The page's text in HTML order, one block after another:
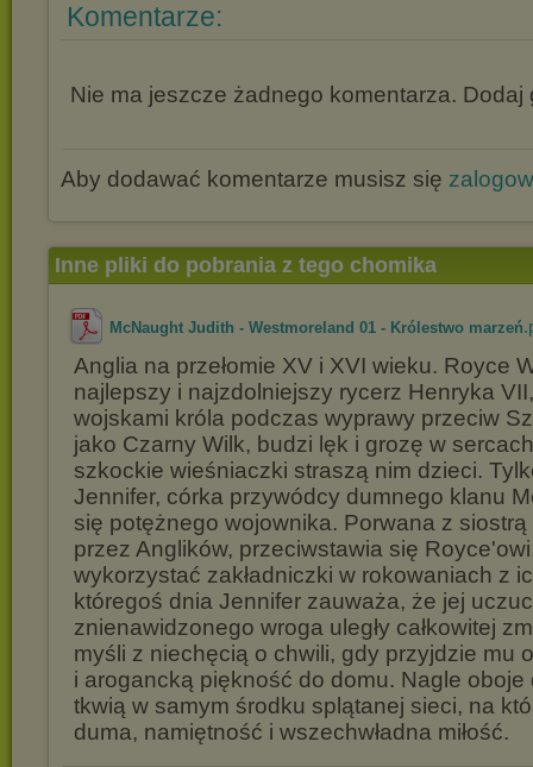
Komentarze:
Nie ma jeszcze żadnego komentarza. Dodaj
Aby dodawać komentarze musisz się
Inne pliki do pobrania z tego chomika
McNaught Judith - Westmoreland 01 - Królestwo marzeń
Anglia na przełomie XV i XVI wieku. Royce
najlepszy i najzdolniejszy rycerz Henryka
wojskami króla podczas wyprawy przeciw
jako Czarny Wilk, budzi lęk i grozę w
szkockie wieśniaczki straszą nim dzieci.
Jennifer, córka przywódcy dumnego klanu
się potężnego wojownika. Porwana z
przez Anglików, przeciwstawia się
wykorzystać zakładniczki w rokowaniach z
któregoś dnia Jennifer zauważa, że jej
znienawidzonego wroga uległy całkowitej
myśli z niechęcią o chwili, gdy przyjdzie mu
i arogancką piękność do domu. Nagle oboje
tkwią w samym środku splątanej sieci, na
duma, namiętność i wszechwładna miłość.